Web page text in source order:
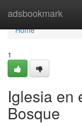
adsbookmark
Home
Home
1
Iglesia en
Bosque